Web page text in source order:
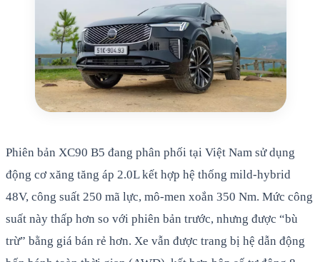
Phiên bản XC90 B5 đang phân phối tại Việt Nam sử dụng
động cơ xăng tăng áp 2.0L kết hợp hệ thống mild-hybrid
48V, công suất 250 mã lực, mô-men xoắn 350 Nm. Mức công
suất này thấp hơn so với phiên bản trước, nhưng được “bù
trừ” bằng giá bán rẻ hơn. Xe vẫn được trang bị hệ dẫn động